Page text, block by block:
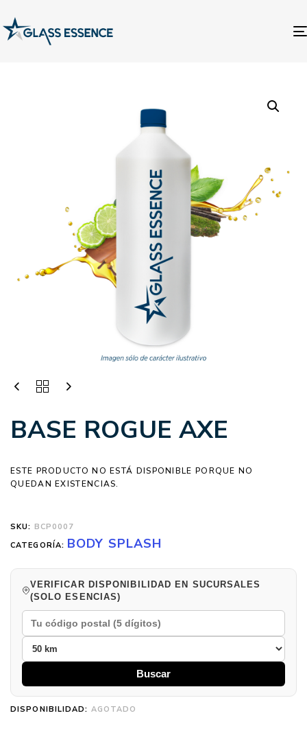
BASE ROGUE AXE
ESTE PRODUCTO NO ESTÁ DISPONIBLE PORQUE NO
QUEDAN EXISTENCIAS.
SKU: BCP0007
CATEGORÍA: BODY SPLASH
VERIFICAR DISPONIBILIDAD EN SUCURSALES
(SOLO ESENCIAS)
Buscar
DISPONIBILIDAD: AGOTADO